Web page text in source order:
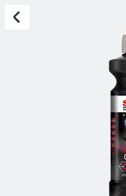
SONAX